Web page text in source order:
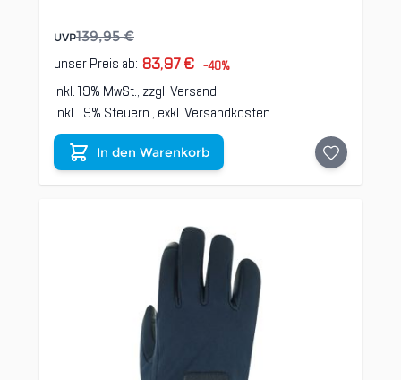
UVP139,95 €
unser Preis ab: 83,97 € -40%
inkl. 19% MwSt., zzgl.Versand
Inkl. 19% Steuern , exkl.Versandkosten
In den Warenkorb